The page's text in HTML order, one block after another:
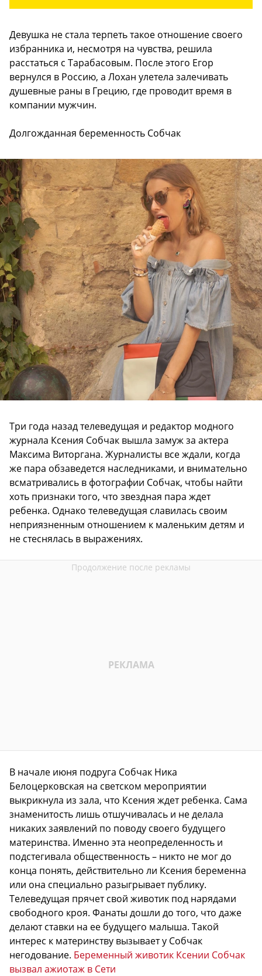
Девушка не стала терпеть такое отношение своего
избранника и, несмотря на чувства, решила
расстаться с Тарабасовым. После этого Егор
вернулся в Россию, а Лохан улетела залечивать
душевные раны в Грецию, где проводит время в
компании мужчин.
Долгожданная беременность Собчак
Три года назад телеведущая и редактор модного
журнала Ксения Собчак вышла замуж за актера
Максима Виторгана. Журналисты все ждали, когда
же пара обзаведется наследниками, и внимательно
всматривались в фотографии Собчак, чтобы найти
хоть признаки того, что звездная пара ждет
ребенка. Однако телеведущая славилась своим
неприязненным отношением к маленьким детям и
не стеснялась в выражениях.
В начале июня подруга Собчак Ника
Белоцерковская на светском мероприятии
выкрикнула из зала, что Ксения ждет ребенка. Сама
знаменитость лишь отшучивалась и не делала
никаких заявлений по поводу своего будущего
материнства. Именно эта неопределенность и
подстегивала общественность – никто не мог до
конца понять, действительно ли Ксения беременна
или она специально разыгрывает публику.
Телеведущая прячет свой животик под нарядами
свободного кроя. Фанаты дошли до того, что даже
делают ставки на ее будущего малыша. Такой
интерес к материнству вызывает у Собчак
негодование. Беременный животик Ксении Собчак
вызвал ажиотаж в Сети